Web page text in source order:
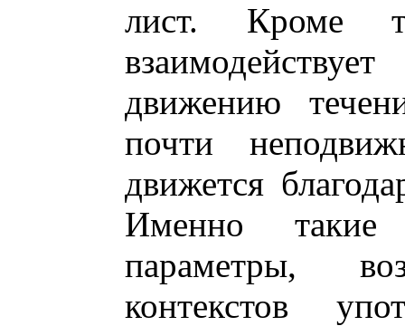
лист. Кроме
движению
почти
движется
Именно
параметры,
контекстов